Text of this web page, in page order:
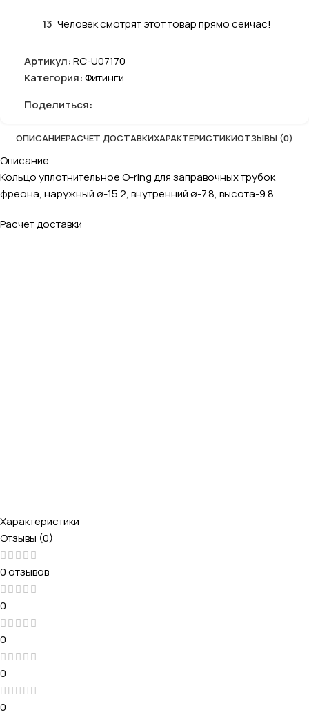
13 Человек смотрят этот товар прямо сейчас!
Артикул:RC-U07170
Категория:Фитинги
Поделиться:
ОПИСАНИЕРАСЧЕТ ДОСТАВКИХАРАКТЕРИСТИКИОТЗЫВЫ (0)
Описание
Кольцо уплотнительное O-ring для заправочных трубок
фреона, наружный ø-15.2, внутренний ø-7.8, высота-9.8.
Расчет доставки
Характеристики
Отзывы (0)
0 отзывов
0
0
0
0